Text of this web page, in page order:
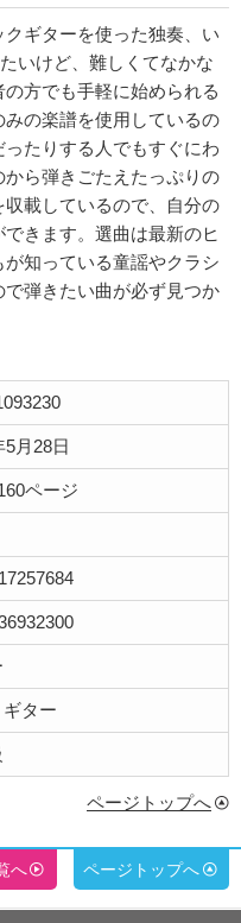
ギターを使った独奏、い
いけど、難しくてなかな
方でも手軽に始められる
の楽譜を使用しているの
たりする人でもすぐにわ
ら弾きごたえたっぷりの
載しているので、自分の
きます。選曲は最新のヒ
知っている童謡やクラシ
弾きたい曲が必ず見つか
5月28日
ページ
ギター
ページトップへ
へ ページトップへ